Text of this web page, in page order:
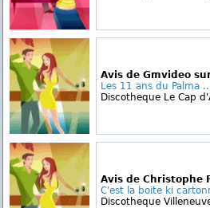
Avis de Gmvideo
Les 11 ans du Palma
Discotheque Le Cap
Avis de Christophe
C'est la boite ki
Discotheque